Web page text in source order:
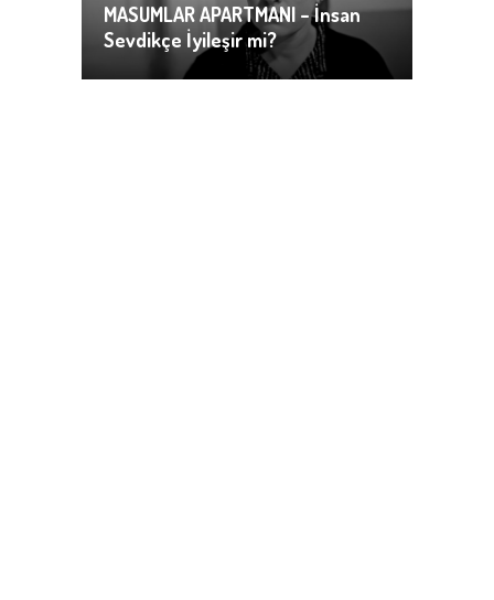
MASUMLAR APARTMANI – İnsan
Sevdikçe İyileşir mi?